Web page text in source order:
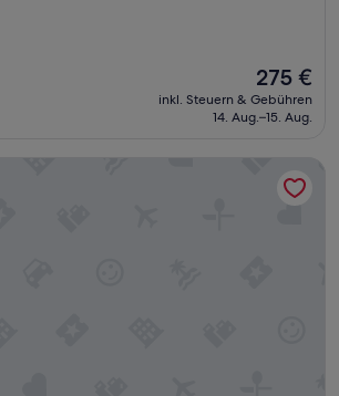
Der
Preis
beträgt
275 €
inkl. Steuern & Gebühren
14. Aug.–15. Aug.